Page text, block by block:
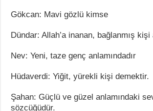
Gökcan: Mavi gözlü kimse
Dündar: Allah’a inanan, bağlanmış kişi
Nev: Yeni, taze genç anlamındadır
Hüdaverdi: Yiğit, yürekli kişi demektir.
Şahan: Güçlü ve güzel anlamındaki
sözcüğüdür.